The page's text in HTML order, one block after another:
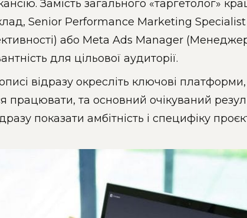
Замість загального «таргетолог»
Senior Performance Marketing
або Meta Ads Manager
для цільової аудиторії.
відразу окресліть ключові
працювати, та основний очікуваний
показати амбітність і специфіку